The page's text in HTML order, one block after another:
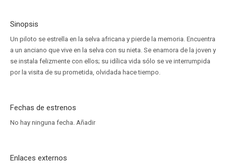
Sinopsis
Un piloto se estrella en la selva africana y pierde la memoria. Encuentra
a un anciano que vive en la selva con su nieta. Se enamora de la joven y
se instala felizmente con ellos; su idílica vida sólo se ve interrumpida
por la visita de su prometida, olvidada hace tiempo.
Fechas de estrenos
No hay ninguna fecha. Añadir
Enlaces externos